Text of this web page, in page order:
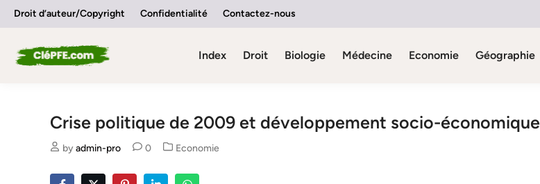
SkipDroit d’auteur/Copyright Confidentialité Contactez-nous
Index Droit Biologie Médecine Economie Géographie
Crise politique de 2009 et développement socio-économique
byadmin-pro 0
PostedEconomie